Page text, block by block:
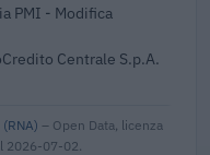
PMI - Modifica
Centrale S.p.A.
– Open Data, licenza
2026-07-02.